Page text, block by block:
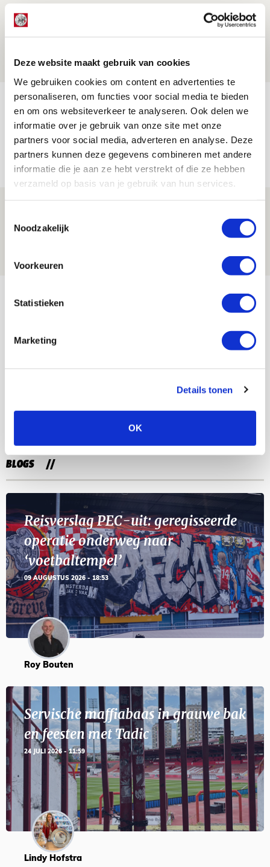
Deze website maakt gebruik van cookies
We gebruiken cookies om content en advertenties te
personaliseren, om functies voor social media te bieden
en om ons websiteverkeer te analyseren. Ook delen we
informatie over je gebruik van onze site met onze
partners voor social media, adverteren en analyse. Deze
partners kunnen deze gegevens combineren met andere
informatie die je aan ze hebt verstrekt of die ze hebben
verzameld op basis van je gebruik van hun services.
Noodzakelijk
Voorkeuren
Statistieken
Marketing
Details tonen
OK
Beleef avond vol gezelligheid tijdens
Geef Mij Maar Amsterdam!
EVENT
Reisverslag PEC-uit: geregisseerde
operatie onderweg naar
‘voetbaltempel’
09 AUGUSTUS 2026 - 18:53
BLOG
dat steeds beter wordt
Selectiedag ballenjongens/-meiden
SEP
BLOGS
Reisverslag PEC-uit: geregisseerde
operatie onderweg naar
‘voetbaltempel’
09 AUGUSTUS 2026 - 18:53
Roy Bouten
Servische maffiabaas in grauwe bak
en feesten met Tadic
24 JULI 2026 - 11:59
Lindy Hofstra